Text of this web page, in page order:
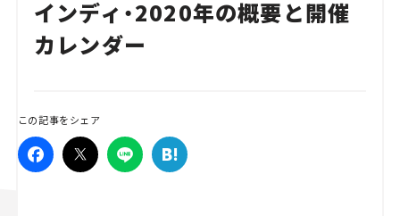
インディ・2020年の概要と開催
カレンダー
この記事をシェア
Traffic
Special
Campaign
人気のハッシュタグ